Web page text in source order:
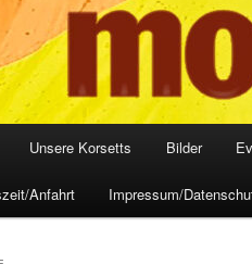
Unsere Korsetts Bilder
Anfahrt Impressum/